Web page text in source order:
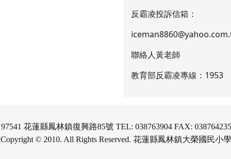
反霸凌投訴信箱：
聯絡人黃老師
教育部反霸凌專線：1953
97541 花蓮縣鳳林鎮復興路85號 TEL: 038763904 FAX: 038764235
Copyright © 2010. All Rights Reserved. 花蓮縣鳳林鎮大榮國民小學